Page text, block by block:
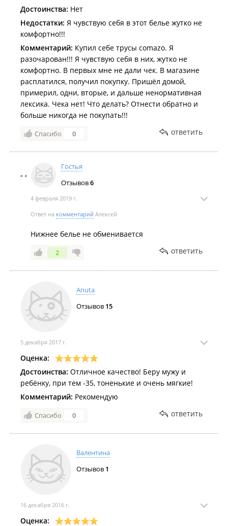
Достоинства: Нет
Недостатки: Я чувствую себя в этот белье жутко не
комфортно!!!
Комментарий: Купил себе трусы comazo. Я
разочарован!!! Я чувствую себя в них, жутко не
комфортно. В первых мне не дали чек. В магазине
расплатился, получил покупку. Пришёл домой,
примерил, одни, вторые, и дальше ненормативная
лексика. Чека нет! Что делать? Отнести обратно и
больше никогда не покупать!!!
Спасибо 0 ответить
Гостья
Отзывов6
4 февраля 2019 г.
Ответ на комментарий Алексей
Нижнее белье не обменивается
2 ответить
Anuta
Отзывов 15
5 декабря 2017 г.
Оценка:
Достоинства: Отличное качество! Беру мужу и
ребёнку, при тем -35, тоненькие и очень мягкие!
Комментарий: Рекомендую
Спасибо 0 ответить
Валентина
Отзывов 1
16 декабря 2016 г.
Оценка: